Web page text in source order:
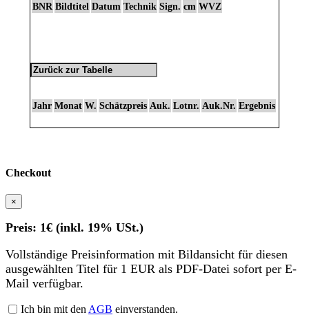
BNR Bildtitel Datum Technik Sign. cm WVZ
Jahr Monat W. Schätzpreis Auk. Lotnr. Auk.Nr. Ergebnis
Checkout
×
Preis: 1€ (inkl. 19% USt.)
Vollständige Preisinformation mit Bildansicht für diesen
ausgewählten Titel für 1 EUR als PDF-Datei sofort per E-
Mail verfügbar.
Ich bin mit den AGB einverstanden.